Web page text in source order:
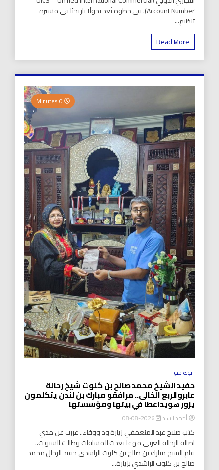
Account Number). في خطوة تُعد تحولًا تاريخيًا في مسيرة
تنظيم...
Read More
توك شو
حفيد الشيخ محمد صالح بن كلوت شيخ رحالة
عابروالربع الخالى.. مرافقو مبارك بن لندن يتكلمون
يزور هويداعطا في بيتها ومؤسستها
أحمد السيد 2026-08-08
كتب صلاح عبد المنعمفي زيارة ود ووفاء.. عبرت عن مدي
اصالة الرحالة العربي مهما بعدت المسافات وطالت السنوات..
قام الشيخ مبارك بن صالح بن كلوت الراشدي حفيد الرحال محمد
صالح بن كلوت الراشدي بزيارة...